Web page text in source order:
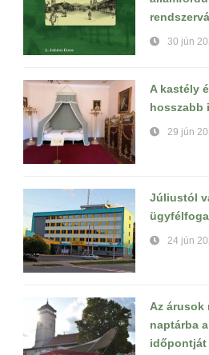
30 jún
A kastély
hosszabb
29 jún
Júliustól
24 jún
Az árusok
naptárba
időpontját